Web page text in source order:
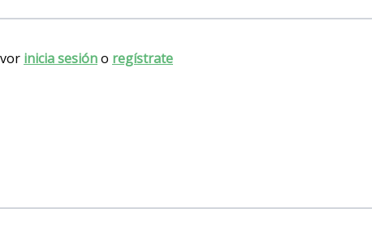
inicia sesióno regístrate